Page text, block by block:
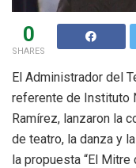
0
SHARES
El Administrador del
referente de Instituto
Ramírez, lanzaron la
de teatro, la danza y
la propuesta “El Mitre